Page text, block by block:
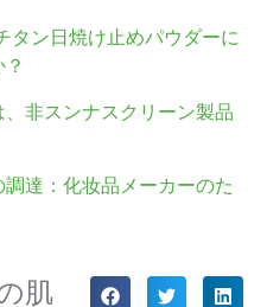
タン日焼け止めパウダーに
非スンナスクリーン製品
達：化妆品メーカーのた
肌